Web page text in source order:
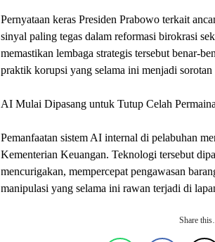
Pernyataan keras Presiden Prabowo terkait
sinyal paling tegas dalam reformasi birokrasi
memastikan lembaga strategis tersebut benar-
praktik korupsi yang selama ini menjadi
AI Mulai Dipasang untuk Tutup Celah
Pemanfaatan sistem AI internal di pelabuhan
Kementerian Keuangan. Teknologi tersebut
mencurigakan, mempercepat pengawasan
manipulasi yang selama ini rawan terjadi di
Share